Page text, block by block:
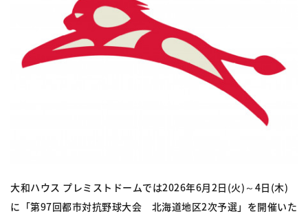
大和ハウス プレミストドームでは2026年6月2日(火)～4日(木)
に「第97回都市対抗野球大会 北海道地区2次予選」を開催いた